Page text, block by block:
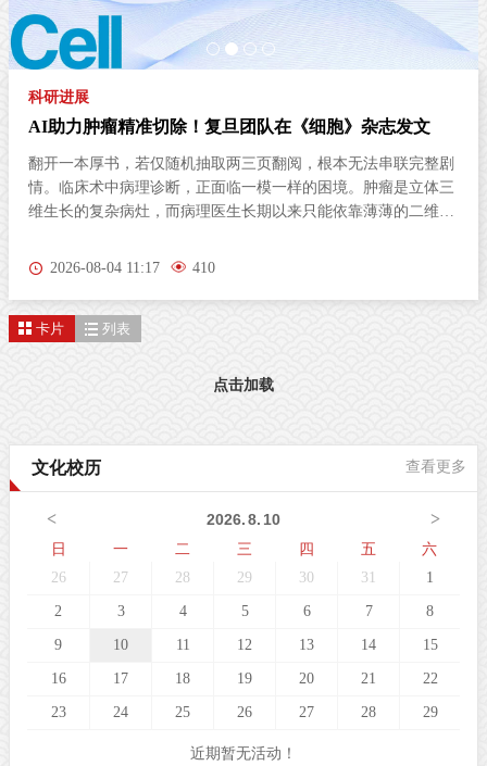
科研进展
AI助力肿瘤精准切除！复旦团队在《细胞》杂志发文
翻开一本厚书，若仅随机抽取两三页翻阅，根本无法串联完整剧
情。临床术中病理诊断，正面临一模一样的困境。肿瘤是立体三
维生长的复杂病灶，而病理医生长期以来只能依靠薄薄的二维切
隙立体蔓延、分布隐匿，单一平面切片极易遗漏关键病变区域，
队联合物理学系季敏标团队，在国际学术期刊《细胞》（Cell）
mapping of glioma infiltration”，推出全新超快速三维病理技术平
受激拉曼散射（SRS）成像原理，创新性融合快速组织透明化技
术与无监督学习图像生成算法，解决了三维病理成像周期漫长的
2026-08-04 11:17 410
卡片 列表
点击加载
文化校历 查看更多
< >
2026.8. 10
日
一 二 三 四 五 六
26 27 28 29 30 31 1
2 3 4 5 6 7 8
9 10 11 12 13 14 15
16 17 18 19 20 21 22
23 24 25 26 27 28 29
近期暂无活动！